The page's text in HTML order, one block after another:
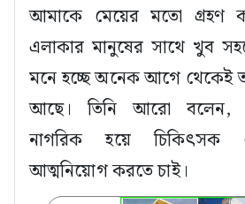
আমাকে মেয়ের মতো গ্রহণ
এলাকার মানুষের সাথে খুব
মনে হচ্ছে অনেক আগে থেকেই
আছে। তিনি আরো বলেন,
নাগরিক হয়ে চিকিৎসক
আত্মনিয়োগ করতে চাই।